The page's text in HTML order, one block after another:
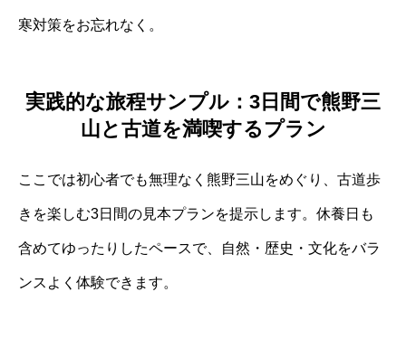
寒対策をお忘れなく。
実践的な旅程サンプル：3日間で熊野三
山と古道を満喫するプラン
ここでは初心者でも無理なく熊野三山をめぐり、古道歩
きを楽しむ3日間の見本プランを提示します。休養日も
含めてゆったりしたペースで、自然・歴史・文化をバラ
ンスよく体験できます。